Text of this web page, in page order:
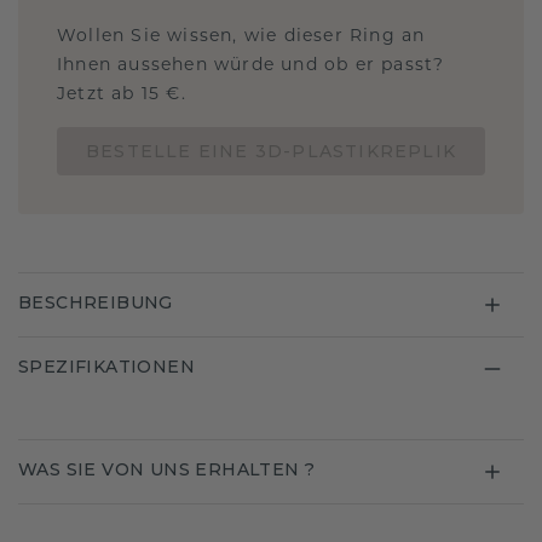
Wollen Sie wissen, wie dieser Ring an
Ihnen aussehen würde und ob er passt?
Jetzt ab 15 €.
BESCHREIBUNG
SPEZIFIKATIONEN
WAS SIE VON UNS ERHALTEN ?